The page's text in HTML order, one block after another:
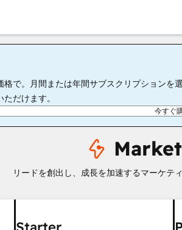
格で。月間または年間サブスクリプション
だけます。
今すぐ
リードを創出し、成長を加速するマーケテ